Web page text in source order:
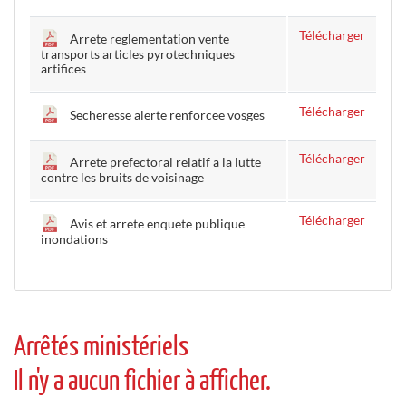
Arrete reglementation vente
transports articles pyrotechniques
artifices
Télécharger
Secheresse alerte renforcee vosges Télécharger
Arrete prefectoral relatif a la lutte
contre les bruits de voisinage
Télécharger
Avis et arrete enquete publique
inondations
Télécharger
Arrêtés ministériels
Il n'y a aucun fichier à afficher.